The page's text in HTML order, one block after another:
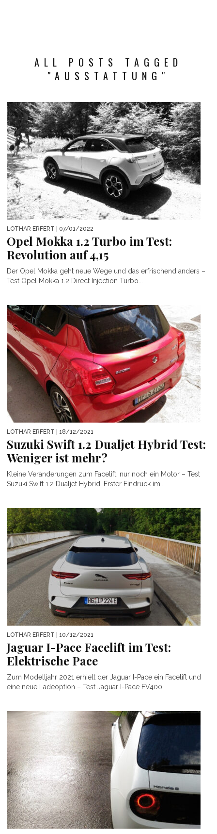
ALL POSTS TAGGED
"AUSSTATTUNG"
LOTHAR ERFERT | 07/01/2022
Opel Mokka 1.2 Turbo im Test:
Revolution auf 4,15
Der Opel Mokka geht neue Wege und das erfrischend anders –
Test Opel Mokka 1.2 Direct Injection Turbo...
LOTHAR ERFERT | 18/12/2021
Suzuki Swift 1.2 Dualjet Hybrid Test:
Weniger ist mehr?
Kleine Veränderungen zum Facelift, nur noch ein Motor – Test
Suzuki Swift 1.2 Dualjet Hybrid. Erster Eindruck im...
LOTHAR ERFERT | 10/12/2021
Jaguar I-Pace Facelift im Test:
Elektrische Pace
Zum Modelljahr 2021 erhielt der Jaguar I-Pace ein Facelift und
eine neue Ladeoption – Test Jaguar I-Pace EV400....